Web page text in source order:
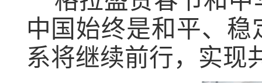
中国始终是和平、
系将继续前行，实现